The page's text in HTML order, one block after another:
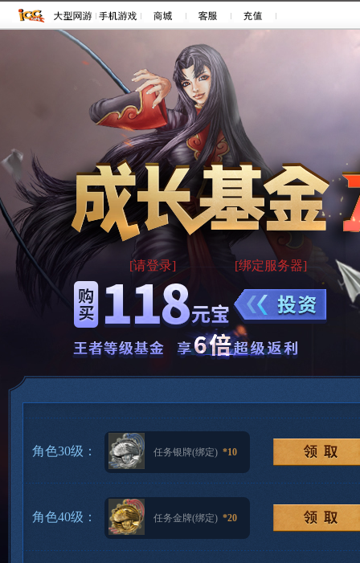
[请登录] [绑定服务器]
角色30级： 任务银牌(绑定) *10
角色40级： 任务金牌(绑定) *20